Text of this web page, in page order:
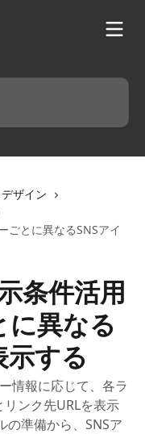
ザイン
ごとに異なるSNSアイ
条件活用
異なる
する
情報に応じて、各ラ
ンク先URLを表示
の準備から、SNSア